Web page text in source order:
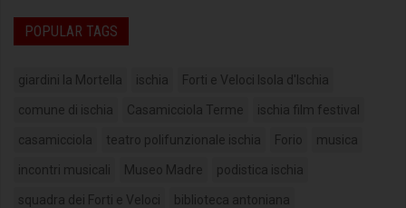
POPULAR TAGS
giardini la Mortella ischia Forti e Veloci Isola d'Ischia
comune di ischia Casamicciola Terme ischia film festival
casamicciola teatro polifunzionale ischia Forio musica
incontri musicali Museo Madre podistica ischia
squadra dei Forti e Veloci biblioteca antoniana